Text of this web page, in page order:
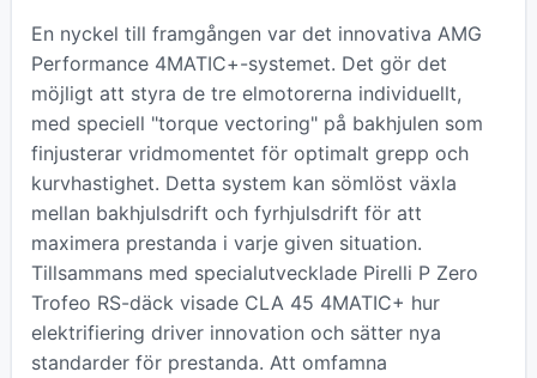
En nyckel till framgången var det innovativa AMG
Performance 4MATIC+-systemet. Det gör det
möjligt att styra de tre elmotorerna individuellt,
med speciell "torque vectoring" på bakhjulen som
finjusterar vridmomentet för optimalt grepp och
kurvhastighet. Detta system kan sömlöst växla
mellan bakhjulsdrift och fyrhjulsdrift för att
maximera prestanda i varje given situation.
Tillsammans med specialutvecklade Pirelli P Zero
Trofeo RS-däck visade CLA 45 4MATIC+ hur
elektrifiering driver innovation och sätter nya
standarder för prestanda. Att omfamna